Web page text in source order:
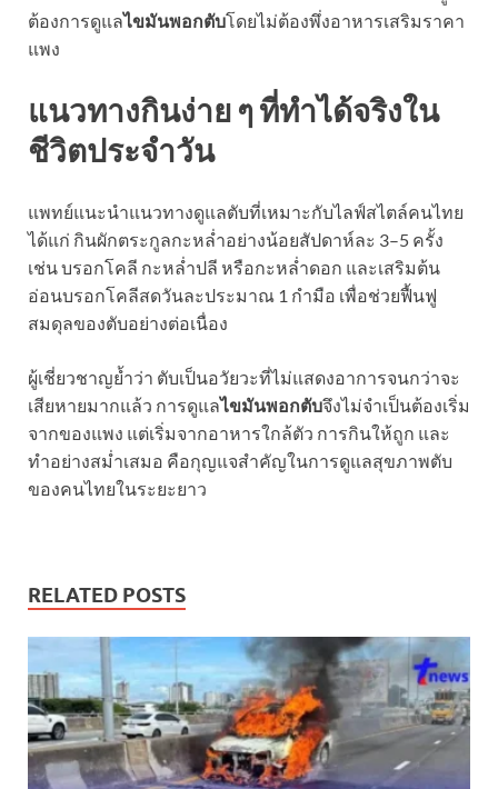
ต้องการดูแลไขมันพอกตับโดยไม่ต้องพึ่งอาหารเสริมราคา
แพง
แนวทางกินง่าย ๆ ที่ทำได้จริงใน
ชีวิตประจำวัน
แพทย์แนะนำแนวทางดูแลตับที่เหมาะกับไลฟ์สไตล์คนไทย
ได้แก่ กินผักตระกูลกะหล่ำอย่างน้อยสัปดาห์ละ 3–5 ครั้ง
เช่น บรอกโคลี กะหล่ำปลี หรือกะหล่ำดอก และเสริมต้น
อ่อนบรอกโคลีสดวันละประมาณ 1 กำมือ เพื่อช่วยฟื้นฟู
สมดุลของตับอย่างต่อเนื่อง
ผู้เชี่ยวชาญย้ำว่า ตับเป็นอวัยวะที่ไม่แสดงอาการจนกว่าจะ
เสียหายมากแล้ว การดูแลไขมันพอกตับจึงไม่จำเป็นต้องเริ่ม
จากของแพง แต่เริ่มจากอาหารใกล้ตัว การกินให้ถูก และ
ทำอย่างสม่ำเสมอ คือกุญแจสำคัญในการดูแลสุขภาพตับ
ของคนไทยในระยะยาว
RELATED POSTS